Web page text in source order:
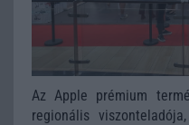
Az Apple prémium
regionális